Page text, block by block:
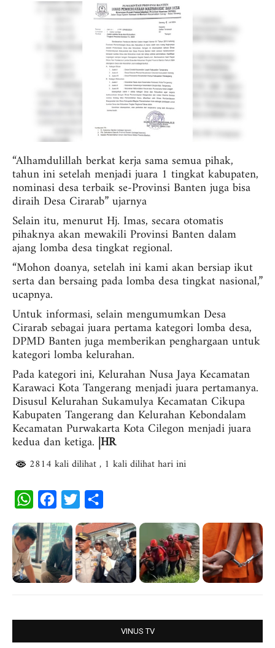
“Alhamdulillah berkat kerja sama semua pihak,
tahun ini setelah menjadi juara 1 tingkat kabupaten,
nominasi desa terbaik se-Provinsi Banten juga bisa
diraih Desa Cirarab” ujarnya
Selain itu, menurut Hj. Imas, secara otomatis
pihaknya akan mewakili Provinsi Banten dalam
ajang lomba desa tingkat regional.
“Mohon doanya, setelah ini kami akan bersiap ikut
serta dan bersaing pada lomba desa tingkat nasional,”
ucapnya.
Untuk informasi, selain mengumumkan Desa
Cirarab sebagai juara pertama kategori lomba desa,
DPMD Banten juga memberikan penghargaan untuk
kategori lomba kelurahan.
Pada kategori ini, Kelurahan Nusa Jaya Kecamatan
Karawaci Kota Tangerang menjadi juara pertamanya.
Disusul Kelurahan Sukamulya Kecamatan Cikupa
Kabupaten Tangerang dan Kelurahan Kebondalam
Kecamatan Purwakarta Kota Cilegon menjadi juara
kedua dan ketiga. |HR
2814 kali dilihat, 1 kali dilihat hari ini
W
a
t
s
c
e
b
i
t
t
a
r
e
VINUS TV